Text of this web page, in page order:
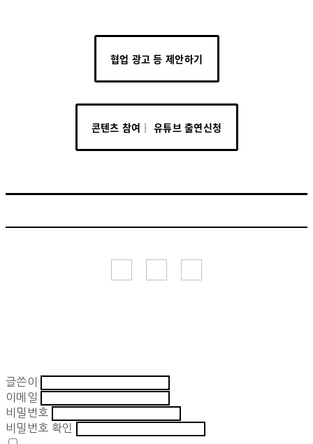
협업 광고 등 제안하기
콘텐츠 참여│ 유튜브 출연신청
글쓴이
이메일
비밀번호
비밀번호 확인